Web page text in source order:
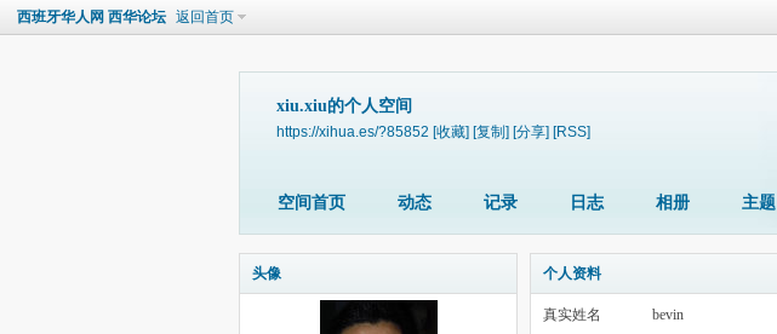
西班牙华人网 西华论坛 返回首页
xiu.xiu的个人空间
https://xihua.es/?85852 [收藏] [复制] [分享] [RSS]
空间首页 动态 记录 日志 相册 主题
头像 个人资料
真实姓名
bevin